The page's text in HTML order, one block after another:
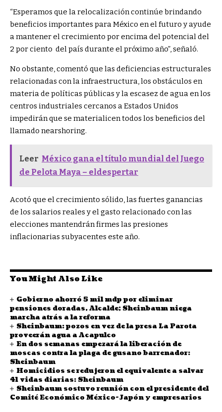
“Esperamos que la relocalización continúe brindando
beneficios importantes para México en el futuro y ayude
a mantener el crecimiento por encima del potencial del
2 por ciento del país durante el próximo año”, señaló.
No obstante, comentó que las deficiencias estructurales
relacionadas con la infraestructura, los obstáculos en
materia de políticas públicas y la escasez de agua en los
centros industriales cercanos a Estados Unidos
impedirán que se materialicen todos los beneficios del
llamado nearshoring.
Leer México gana el título mundial del Juego
de Pelota Maya – eldespertar
Acotó que el crecimiento sólido, las fuertes ganancias
de los salarios reales y el gasto relacionado con las
elecciones mantendrán firmes las presiones
inflacionarias subyacentes este año.
You Might Also Like
Gobierno ahorró 5 mil mdp por eliminar
pensiones doradas, Alcalde; Sheinbaum niega
marcha atrás a la reforma
Sheinbaum: pozos en vez de la presa La Parota
proveerán agua a Acapulco
En dos semanas empezará la liberación de
moscas contra la plaga de gusano barrenador:
Sheinbaum
Homicidios se redujeron el equivalente a salvar
41 vidas diarias: Sheinbaum
Sheinbaum sostuvo reunión con el presidente del
Comité Económico México-Japón y empresarios